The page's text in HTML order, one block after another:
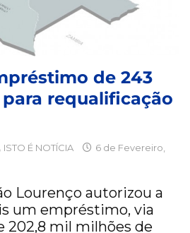
de 243
requalificação
ISTO É NOTÍCIA
6 de Fevereiro,
Lourenço autorizou a
um empréstimo, via
202,8 mil milhões de